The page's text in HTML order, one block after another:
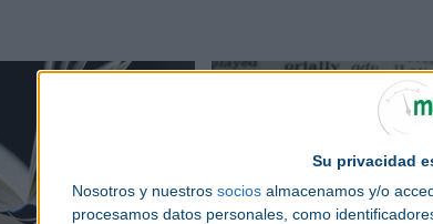
Su privacidad
Nosotros y nuestros socios almacenamos y/o
procesamos datos personales, como